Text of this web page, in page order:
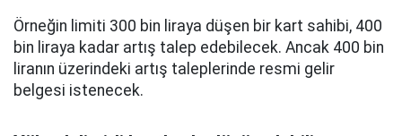
Örneğin limiti 300 bin liraya düşen bir kart sahibi, 400
bin liraya kadar artış talep edebilecek. Ancak 400 bin
liranın üzerindeki artış taleplerinde resmi gelir
belgesi istenecek.